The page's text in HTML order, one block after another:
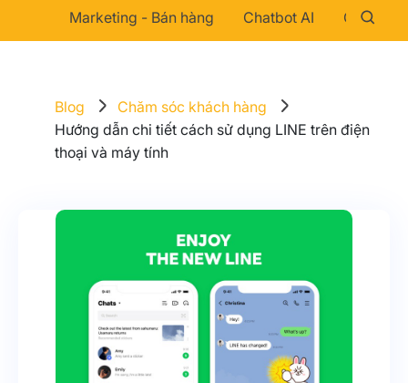
Marketing - Bán hàng Chatbot AI Chăm
Blog
Chăm sóc khách hàng
Hướng dẫn chi tiết cách sử dụng LINE trên điện
thoại và máy tính